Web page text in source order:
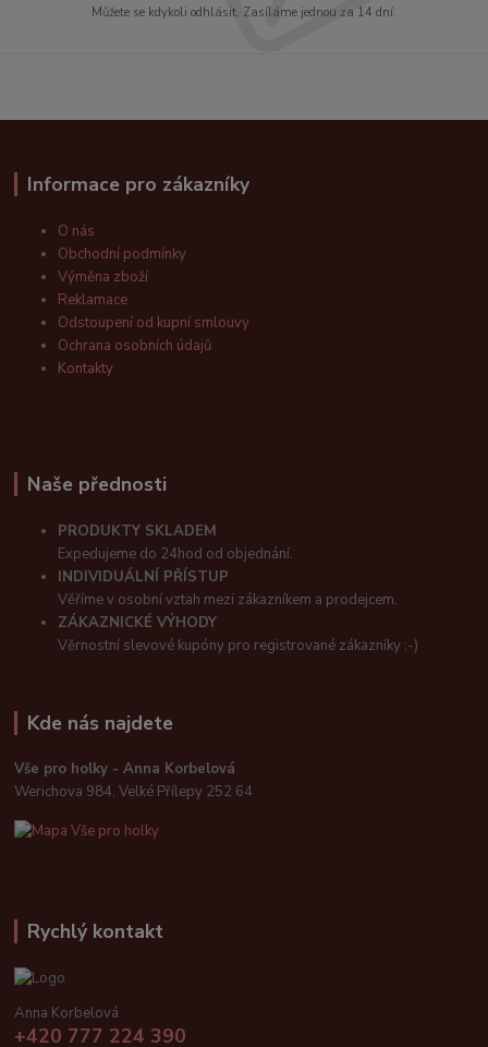
Můžete se kdykoli odhlásit. Zasíláme jednou za 14 dní.
Informace pro zákazníky
O nás
Obchodní podmínky
Výměna zboží
Reklamace
Odstoupení od kupní smlouvy
Ochrana osobních údajů
Kontakty
Naše přednosti
PRODUKTY SKLADEM
Expedujeme do 24hod od objednání.
INDIVIDUÁLNÍ PŘÍSTUP
Věříme v osobní vztah mezi zákazníkem a prodejcem.
ZÁKAZNICKÉ VÝHODY
Věrnostní slevové kupóny pro registrované zákazníky :-)
Kde nás najdete
Vše pro holky - Anna Korbelová
Werichova 984, Velké Přílepy 252 64
Rychlý kontakt
Anna Korbelová
+420 777 224 390